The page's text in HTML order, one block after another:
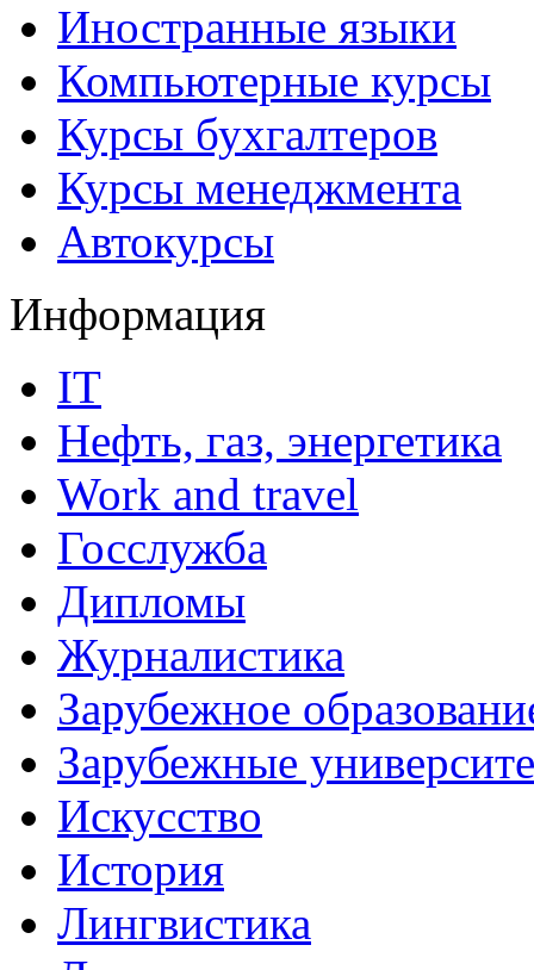
Иностранные языки
Компьютерные курсы
Курсы бухгалтеров
Курсы менеджмента
Автокурсы
Информация
IT
Нефть, газ, энергетика
Work and travel
Госслужба
Дипломы
Журналистика
Зарубежное
Зарубежные
Искусство
История
Лингвистика